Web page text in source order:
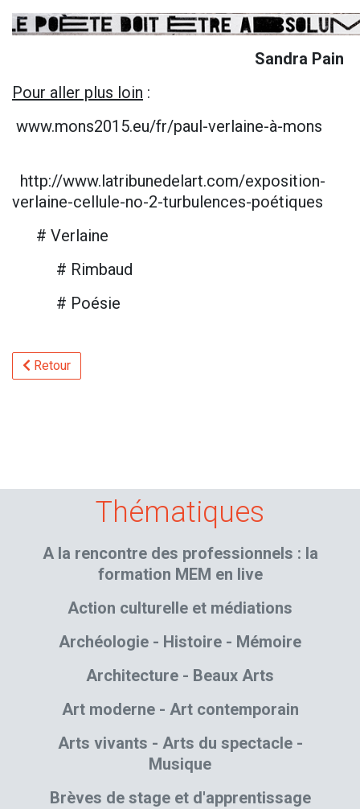
Sandra Pain
Pour aller plus loin :
www.mons2015.eu/fr/paul-verlaine-à-mons
http://www.latribunedelart.com/exposition-
verlaine-cellule-no-2-turbulences-poétiques
# Verlaine
# Rimbaud
# Poésie
Retour
Thématiques
A la rencontre des professionnels : la
formation MEM en live
Action culturelle et médiations
Archéologie - Histoire - Mémoire
Architecture - Beaux Arts
Art moderne - Art contemporain
Arts vivants - Arts du spectacle -
Musique
Brèves de stage et d'apprentissage